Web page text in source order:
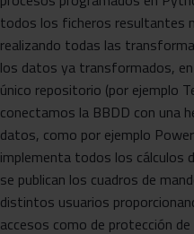
todos los ficheros resultantes
realizando todas las
los datos ya transformados,
único repositorio (por ejemplo
conectamos la BBDD con una
datos, como por ejemplo
implementa todos los cálculos
se publican los cuadros de
distintos usuarios
accesos como de protección